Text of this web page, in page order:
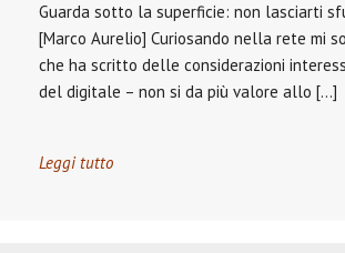
Guarda sotto la superficie: non lasciarti
[Marco Aurelio] Curiosando nella rete mi
che ha scritto delle considerazioni
del digitale – non si da più valore allo […]
Leggi tutto